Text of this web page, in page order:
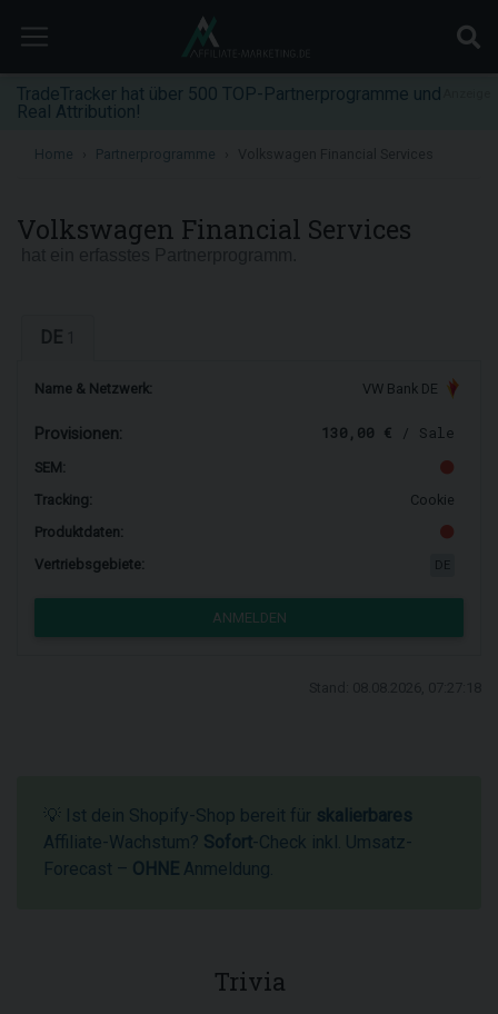
TradeTracker hat über 500 TOP-Partnerprogramme und
Real Attribution!
Home Partnerprogramme
Volkswagen Financial Services
DE
Name & Netzwerk: VW Bank DE
Provisionen: 130,00 € / Sale
SEM:
Tracking:
Cookie
Produktdaten:
Vertriebsgebiete:
ANMELDEN
💡 Ist dein Shopify-Shop bereit für skalierbares
Affiliate-Wachstum? Sofort-Check inkl. Umsatz-
Forecast – OHNE Anmeldung.
Trivia